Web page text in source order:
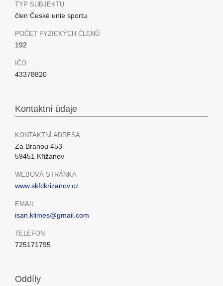
TYP SUBJEKTU
člen České unie sportu
POČET FYZICKÝCH ČLENŮ
192
IČO
43378820
Kontaktní údaje
KONTAKTNÍ ADRESA
Za Branou 453
59451 Křižanov
WEBOVÁ STRÁNKA
www.skfckrizanov.cz
EMAIL
isan.klimes@gmail.com
TELEFON
725171795
Oddíly